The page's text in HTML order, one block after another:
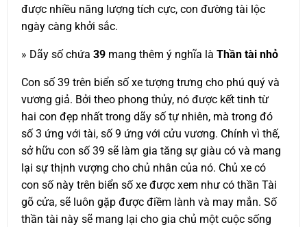
được nhiều năng lượng tích cực, con đường tài lộc
ngày càng khởi sắc.
» Dãy số chứa 39 mang thêm ý nghĩa là Thần tài nhỏ
Con số 39 trên biển số xe tượng trưng cho phú quý và
vương giả. Bởi theo phong thủy, nó được kết tinh từ
hai con đẹp nhất trong dãy số tự nhiên, mà trong đó
số 3 ứng với tài, số 9 ứng với cửu vương. Chính vì thế,
sở hữu con số 39 sẽ làm gia tăng sự giàu có và mang
lại sự thịnh vượng cho chủ nhân của nó. Chủ xe có
con số này trên biển số xe được xem như có thần Tài
gõ cửa, sẽ luôn gặp được điềm lành và may mắn. Số
thần tài này sẽ mang lại cho gia chủ một cuộc sống